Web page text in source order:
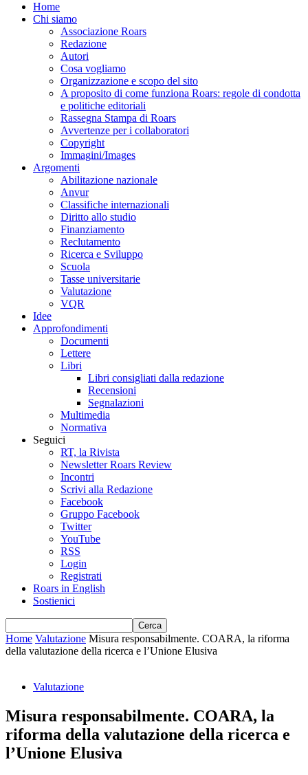
Home
Chi siamo
Associazione Roars
Redazione
Autori
Cosa vogliamo
Organizzazione e scopo del sito
A proposito di come funziona Roars: regole di condotta
e politiche editoriali
Rassegna Stampa di Roars
Avvertenze per i collaboratori
Copyright
Immagini/Images
Argomenti
Abilitazione nazionale
Anvur
Classifiche internazionali
Diritto allo studio
Finanziamento
Reclutamento
Ricerca e Sviluppo
Scuola
Tasse universitarie
Valutazione
VQR
Idee
Approfondimenti
Documenti
Lettere
Libri
Libri consigliati dalla redazione
Recensioni
Segnalazioni
Multimedia
Normativa
Seguici
RT, la Rivista
Newsletter Roars Review
Incontri
Scrivi alla Redazione
Facebook
Gruppo Facebook
Twitter
YouTube
RSS
Login
Registrati
Roars in English
Sostienici
Home Valutazione Misura responsabilmente. COARA, la riforma
della valutazione della ricerca e l’Unione Elusiva
Valutazione
Misura responsabilmente. COARA, la
riforma della valutazione della ricerca e
l’Unione Elusiva